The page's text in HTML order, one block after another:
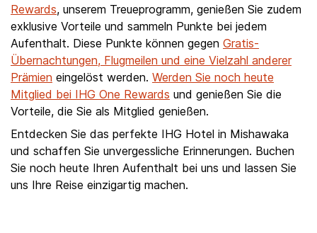
Rewards, unserem Treueprogramm, genießen Sie zudem
exklusive Vorteile und sammeln Punkte bei jedem
Aufenthalt. Diese Punkte können gegen Gratis-
Übernachtungen, Flugmeilen und eine Vielzahl anderer
Prämien eingelöst werden. Werden Sie noch heute
Mitglied bei IHG One Rewards und genießen Sie die
Vorteile, die Sie als Mitglied genießen.
Entdecken Sie das perfekte IHG Hotel in Mishawaka
und schaffen Sie unvergessliche Erinnerungen. Buchen
Sie noch heute Ihren Aufenthalt bei uns und lassen Sie
uns Ihre Reise einzigartig machen.